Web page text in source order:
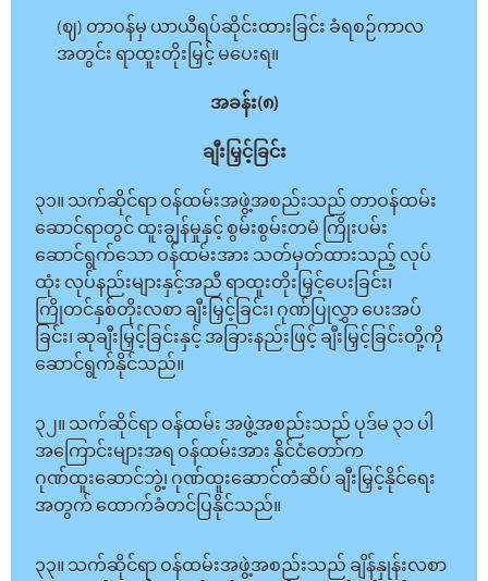
(ဈ) တာဝန်မှ ယာယီရပ်ဆိုင်းထားခြင်း ခံရစဉ်ကာလ
အတွင်း ရာထူးတိုးမြှင့် မပေးရ။
အခန်း(၈)
ချီးမြှင့်ခြင်း
၃၁။ သက်ဆိုင်ရာ ဝန်ထမ်းအဖွဲ့အစည်းသည် တာဝန်ထမ်း
ဆောင်ရာတွင် ထူးချွန်မှုနှင့် စွမ်းစွမ်းတမံ ကြိုးပမ်း
ဆောင်ရွက်သော ဝန်ထမ်းအား သတ်မှတ်ထားသည့် လုပ်
ထုံး လုပ်နည်းများနှင့်အညီ ရာထူးတိုးမြှင့်ပေးခြင်း၊
ကြိုတင်နှစ်တိုးလစာ ချီးမြှင့်ခြင်း၊ ဂုဏ်ပြုလွှာ ပေးအပ်
ခြင်း၊ ဆုချီးမြှင့်ခြင်းနှင့် အခြားနည်းဖြင့် ချီးမြှင့်ခြင်းတို့ကို
ဆောင်ရွက်နိုင်သည်။
၃၂။ သက်ဆိုင်ရာ ဝန်ထမ်း အဖွဲ့အစည်းသည် ပုဒ်မ ၃၁ ပါ
အကြောင်းများအရ ဝန်ထမ်းအား နိုင်ငံတော်က
ဂုဏ်ထူးဆောင်ဘွဲ့၊ ဂုဏ်ထူးဆောင်တံဆိပ် ချီးမြှင့်နိုင်ရေး
အတွက် ထောက်ခံတင်ပြနိုင်သည်။
၃၃။ သက်ဆိုင်ရာ ဝန်ထမ်းအဖွဲ့အစည်းသည် ချိန်နှုန်းလစာ